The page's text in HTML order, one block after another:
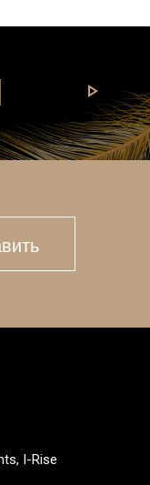
I-Rise